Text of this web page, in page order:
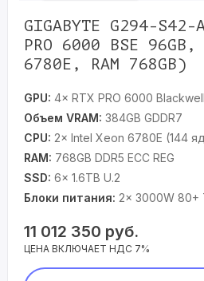
GIGABYTE G294-
PRO 6000 BSE
6780E, RAM 768GB)
GPU: 4× RTX PRO 6000
Объем VRAM: 384GB GDDR7
CPU: 2× Intel Xeon 6780E (144
RAM: 768GB DDR5 ECC REG
SSD: 6× 1.6TB U.2
Блоки питания: 2× 3000W 80+
11 012 350 руб.
ЦЕНА ВКЛЮЧАЕТ НДС 7%